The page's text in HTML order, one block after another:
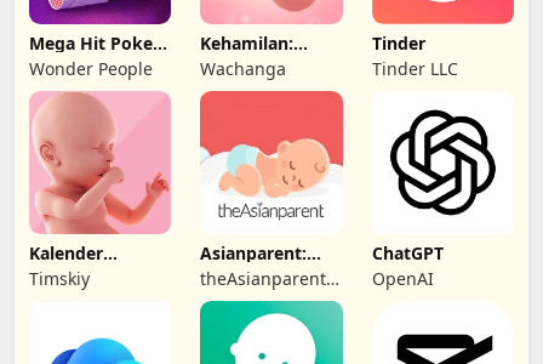
Mega Hit Poker:
Texas Holdem
Wonder People
Kehamilan:
kalender masa
subur
Wachanga
Tinder
Tinder LLC
Kalender
Kehamilan
Timskiy
Asianparent:
Kehamilan &
Bayi
theAsianparent -
largest
pregnancy &
parenting app
ChatGPT
OpenAI